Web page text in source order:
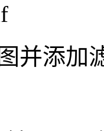
并添加